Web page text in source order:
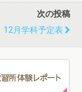
次の投稿
12月学科予定表